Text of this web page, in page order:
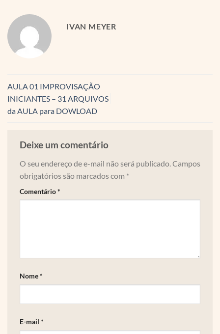
IVAN MEYER
AULA 01 IMPROVISAÇÃO
INICIANTES – 31 ARQUIVOS
da AULA para DOWLOAD
Deixe um comentário
O seu endereço de e-mail não será publicado. Campos
obrigatórios são marcados com *
Comentário*
Nome*
E-mail *